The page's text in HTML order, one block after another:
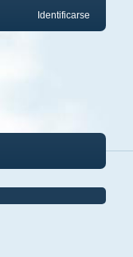
Identificarse